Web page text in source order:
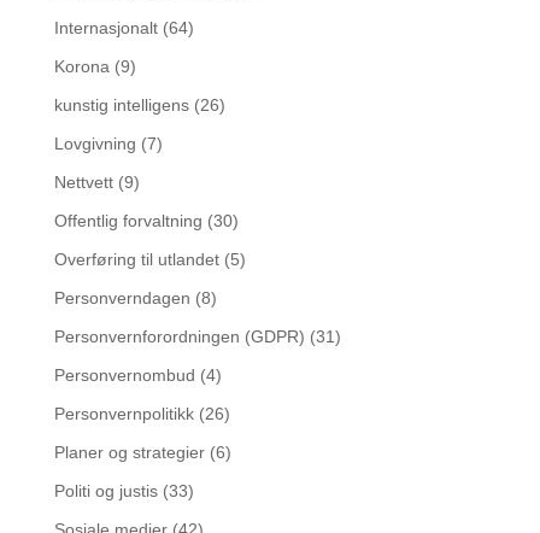
Internasjonalt(64)
Korona (9)
kunstig intelligens(26)
Lovgivning (7)
Nettvett(9)
Offentlig forvaltning (30)
Overføring til utlandet(5)
Personverndagen (8)
Personvernforordningen (GDPR) (31)
Personvernombud (4)
Personvernpolitikk(26)
Planer og strategier(6)
Politi og justis(33)